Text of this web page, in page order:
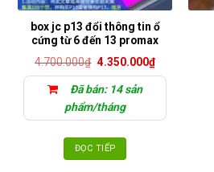
box jc p13 đổi thông tin ổ
cứng từ 6 đến 13 promax
4.700.000₫ Giá
là:
4.700.000₫.
4.350.000₫Giá
hiện
tại
Đã bán: 14 sản
phẩm/tháng
ĐỌC TIẾP